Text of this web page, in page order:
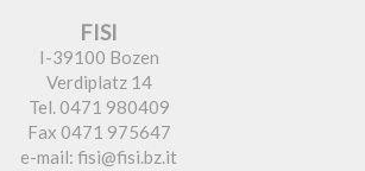
FISI
I-39100 Bozen
Verdiplatz 14
Tel. 0471 980409
Fax 0471 975647
e-mail: fisi@fisi.bz.it